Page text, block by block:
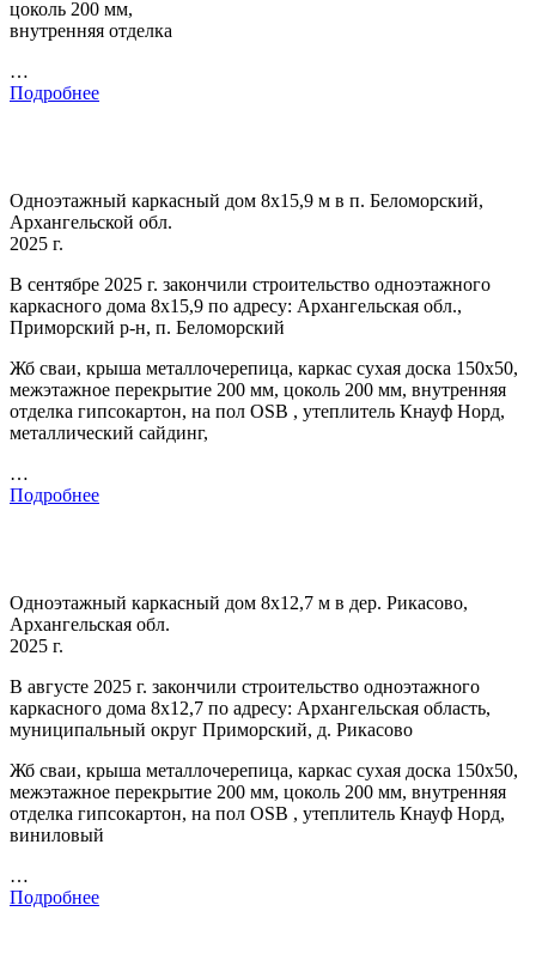
цоколь 200 мм,
внутренняя отделка
…
Подробнее
Одноэтажный каркасный дом 8х15,9 м в п. Беломорский,
Архангельской обл.
2025 г.
В сентябре 2025 г. закончили строительство одноэтажного
каркасного дома 8х15,9 по адресу: Архангельская обл.,
Приморский р-н, п. Беломорский
Жб сваи, крыша металлочерепица, каркас сухая доска 150х50,
межэтажное перекрытие 200 мм, цоколь 200 мм, внутренняя
отделка гипсокартон, на пол OSB , утеплитель Кнауф Норд,
металлический сайдинг,
…
Подробнее
Одноэтажный каркасный дом 8х12,7 м в дер. Рикасово,
Архангельская обл.
2025 г.
В августе 2025 г. закончили строительство одноэтажного
каркасного дома 8х12,7 по адресу: Архангельская область,
муниципальный округ Приморский, д. Рикасово
Жб сваи, крыша металлочерепица, каркас сухая доска 150х50,
межэтажное перекрытие 200 мм, цоколь 200 мм, внутренняя
отделка гипсокартон, на пол OSB , утеплитель Кнауф Норд,
виниловый
…
Подробнее